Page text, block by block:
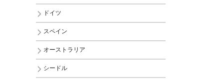
ドイツ
スペイン
オーストラリア
シードル